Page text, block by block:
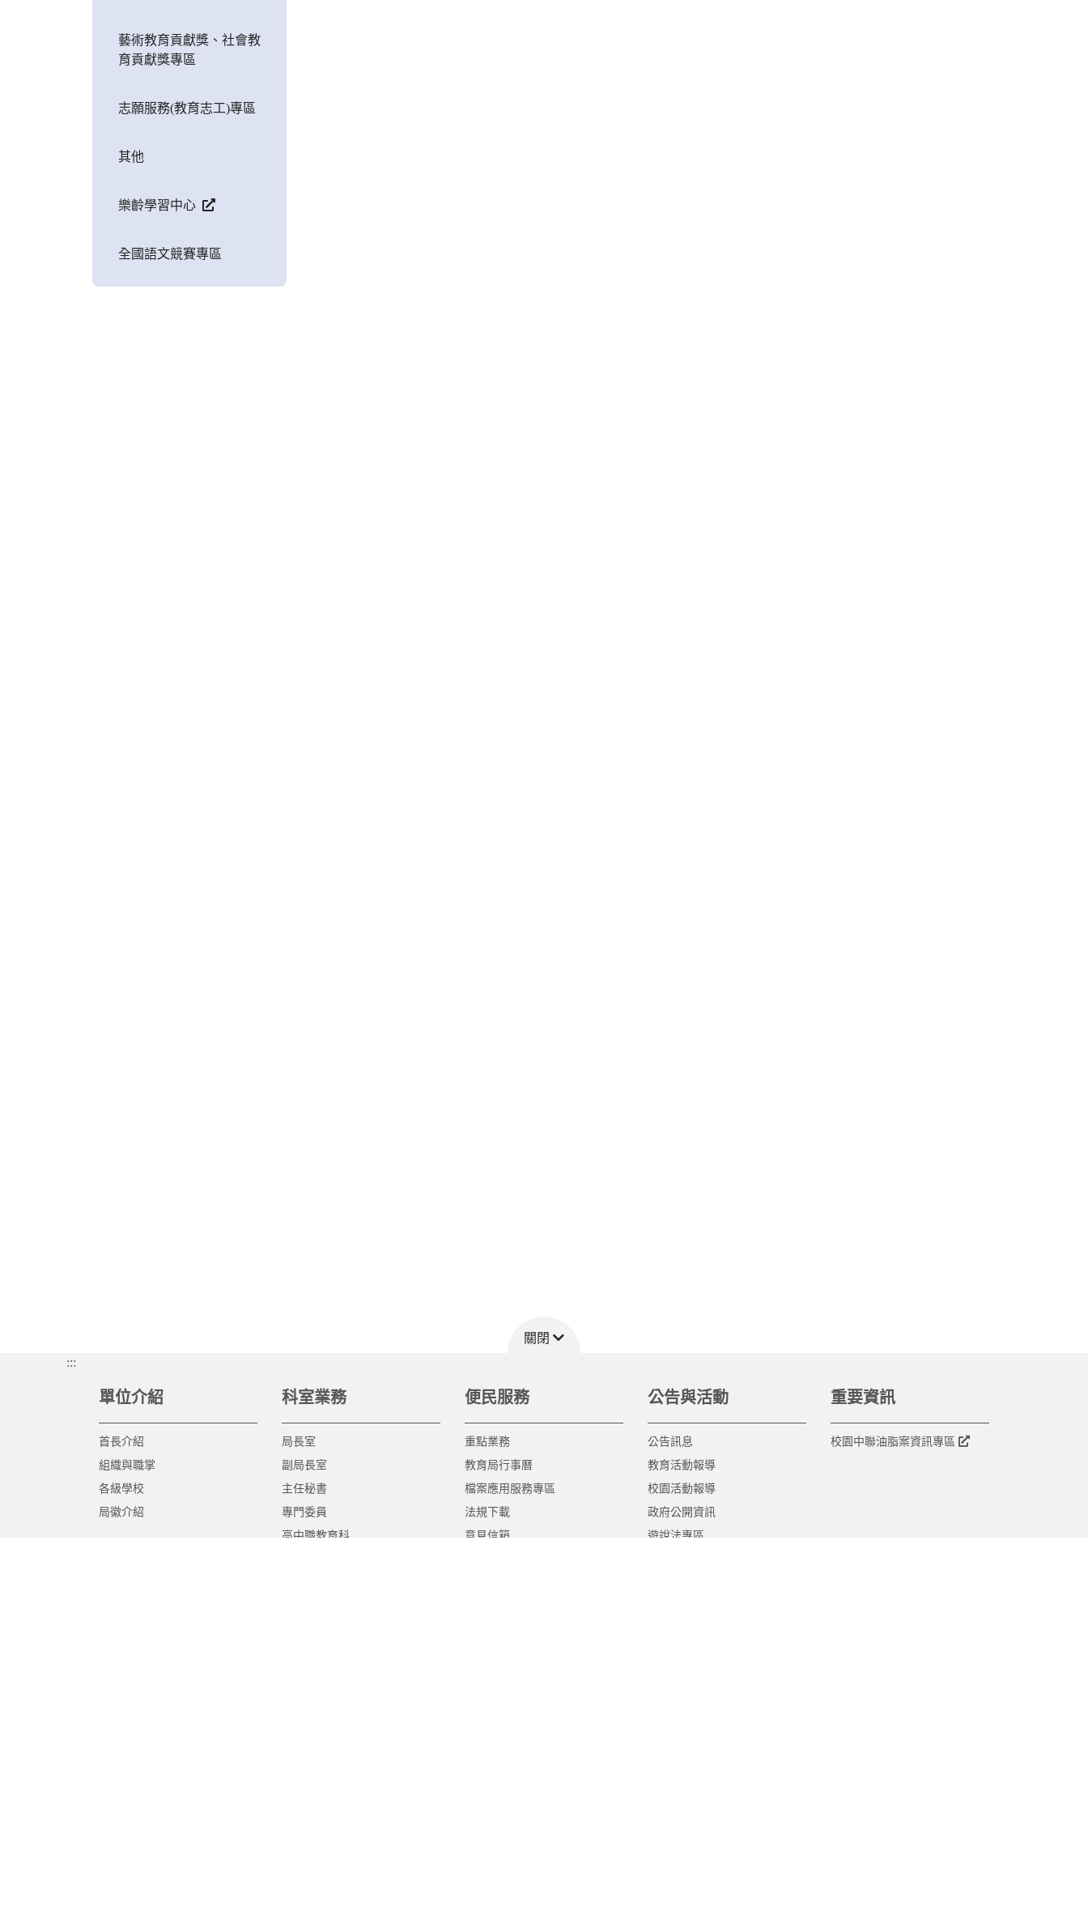
藝術教育貢獻獎、社會教
育貢獻獎專區
志願服務(教育志工)專區
其他
樂齡學習中心
全國語文競賽專區
關閉
:::
單位介紹
首長介紹
組織與職掌
各級學校
局徽介紹
科室業務
局長室
副局長室
主任秘書
專門委員
高中職教育科
便民服務
重點業務
教育局行事曆
檔案應用服務專區
法規下載
意見信箱
公告與活動
公告訊息
教育活動報導
校園活動報導
政府公開資訊
遊說法專區
重要資訊
校園中聯油脂案資訊專區